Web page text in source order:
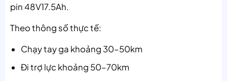
pin 48V17.5Ah.
Theo thông số thực tế:
Chạy tay ga khoảng 30–50km
Đi trợ lực khoảng 50–70km